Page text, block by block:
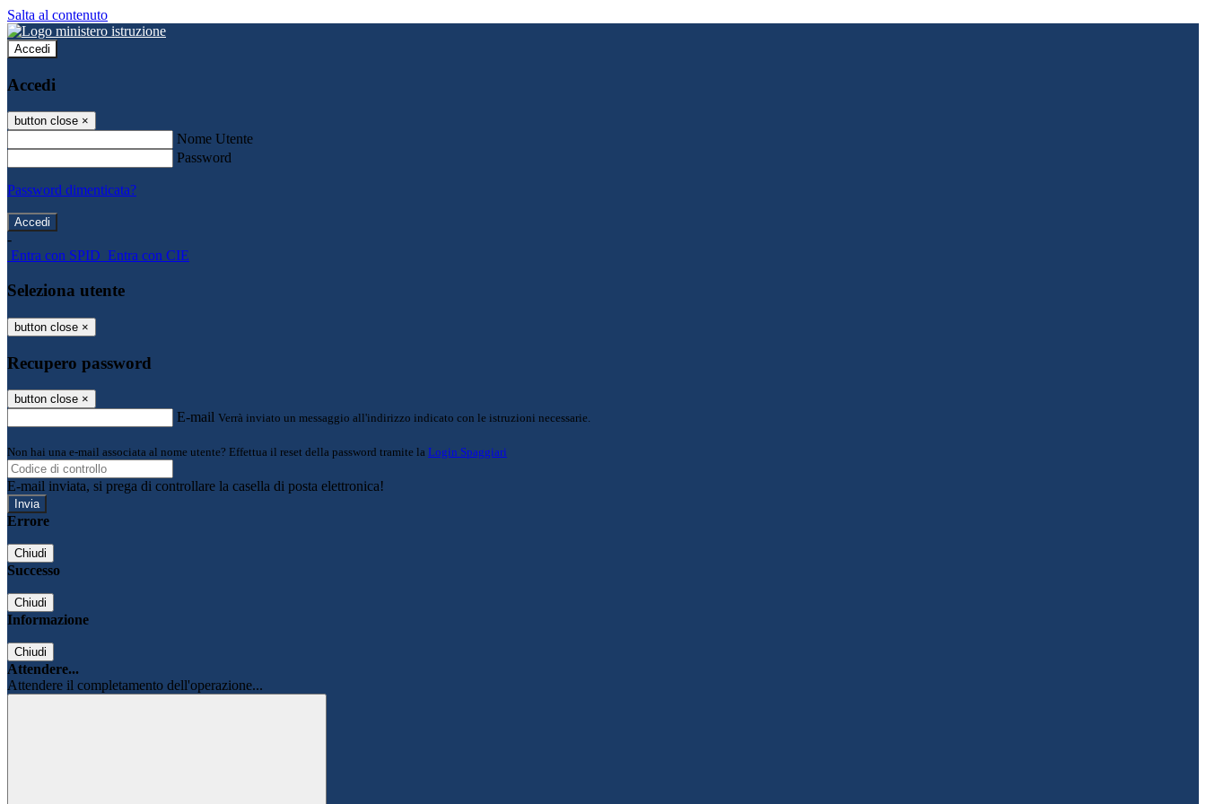
Salta al contenuto
Accedi
Accedi
button close ×
Nome Utente
Password
Password dimenticata?
-
Entra con SPID Entra con CIE
Seleziona utente
button close ×
Recupero password
button close ×
E-mail Verrà inviato un messaggio all'indirizzo indicato con le istruzioni necessarie.
Non hai una e-mail associata al nome utente? Effettua il reset della password tramite la Login Spaggiari
E-mail inviata, si prega di controllare la casella di posta elettronica!
Errore
Chiudi
Successo
Chiudi
Informazione
Chiudi
Attendere...
Attendere il completamento dell'operazione...